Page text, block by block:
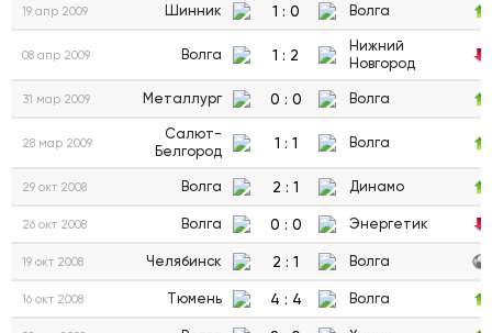
19 апр 2009 Шинник 1 : 0 Волга
08 апр 2009 Волга 1 : 2
Нижний
Новгород
31 мар 2009 Металлург 0 : 0 Волга
28 мар 2009
Салют-
Белгород
1 : 1 Волга
29 окт 2008 Волга 2 : 1 Динамо
26 окт 2008 Волга 0 : 0 Энергетик
19 окт 2008 Челябинск 2 : 1 Волга
16 окт 2008 Тюмень 4 : 4 Волга